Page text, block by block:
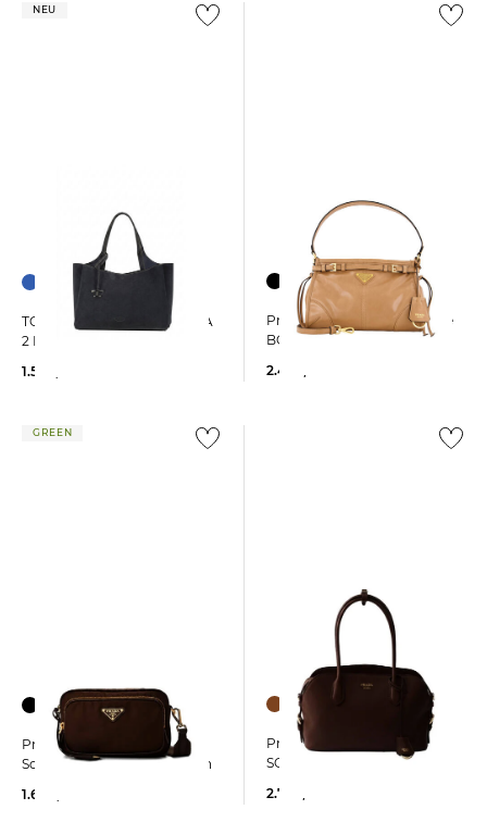
NEU
TOD´S | Damen Tasche APA
2 MANICI MEDIA T
1.500,00 €
Prada | Damen Handtasche
BONNIE Small
2.400,00 €
GREEN
Prada | Damen
Schultertasche aus RE-Nylon
1.690,00 €
Prada | Damen Shopper
SOFTY LUX
2.700,00 €